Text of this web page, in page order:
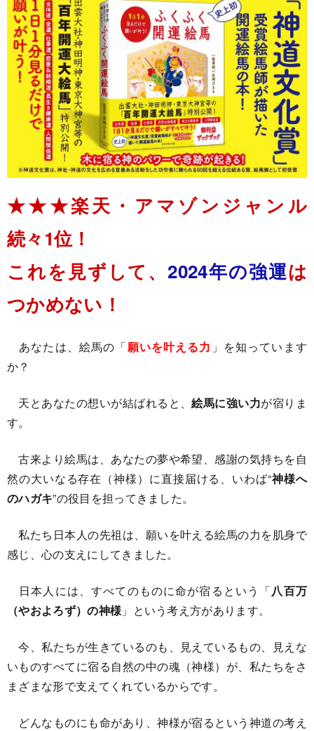
★★★楽天・アマゾンジャンル
続々1位！
これを見ずして、2024年の強運は
つかめない！
あなたは、絵馬の「願いを叶える力 」を知っています
か？
天とあなたの想いが結ばれると、絵馬に強い力が宿りま
す。
古来より絵馬は、あなたの夢や希望、感謝の気持ちを自
然の大いなる存在（神様）に直接届ける、いわば“神様へ
のハガキ”の役目を担ってきました。
私たち日本人の先祖は、願いを叶える絵馬の力を肌身で
感じ、心の支えにしてきました。
日本人には、すべてのものに命が宿るという「八百万
（やおよろず）の神様」という考え方があります。
今、私たちが生きているのも、見えているもの、見えな
いものすべてに宿る自然の中の魂（神様）が、私たちをさ
まざまな形で支えてくれているからです。
どんなものにも命があり、神様が宿るという神道の考え